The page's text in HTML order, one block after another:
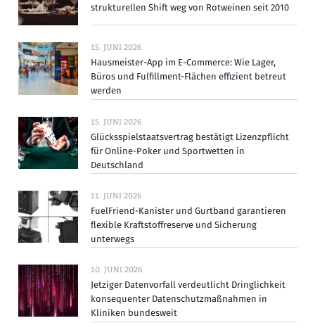
strukturellen Shift weg von Rotweinen seit 2010
15. JUNI 2026
Hausmeister-App im E-Commerce: Wie Lager,
Büros und Fulfillment-Flächen effizient betreut
werden
15. JUNI 2026
Glücksspielstaatsvertrag bestätigt Lizenzpflicht
für Online-Poker und Sportwetten in
Deutschland
11. JUNI 2026
FuelFriend-Kanister und Gurtband garantieren
flexible Kraftstoffreserve und Sicherung
unterwegs
10. JUNI 2026
Jetziger Datenvorfall verdeutlicht Dringlichkeit
konsequenter Datenschutzmaßnahmen in
Kliniken bundesweit